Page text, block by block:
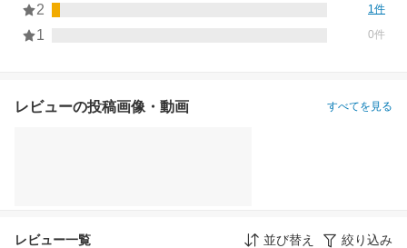
2 1件
1 0件
レビューの投稿画像・動画 すべてを見る
レビュー一覧 並び替え 絞り込み